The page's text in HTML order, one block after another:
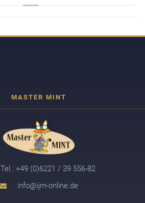
Tel.: +49 (0)6221 / 39 556-82
info@ijm-online.de